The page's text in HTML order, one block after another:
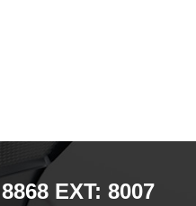
EXT: 8007